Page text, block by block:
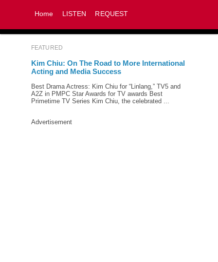
Home LISTEN REQUEST
FEATURED
Kim Chiu: On The Road to More International
Acting and Media Success
Best Drama Actress: Kim Chiu for “Linlang,” TV5 and
A2Z in PMPC Star Awards for TV awards Best
Primetime TV Series Kim Chiu, the celebrated ...
Advertisement